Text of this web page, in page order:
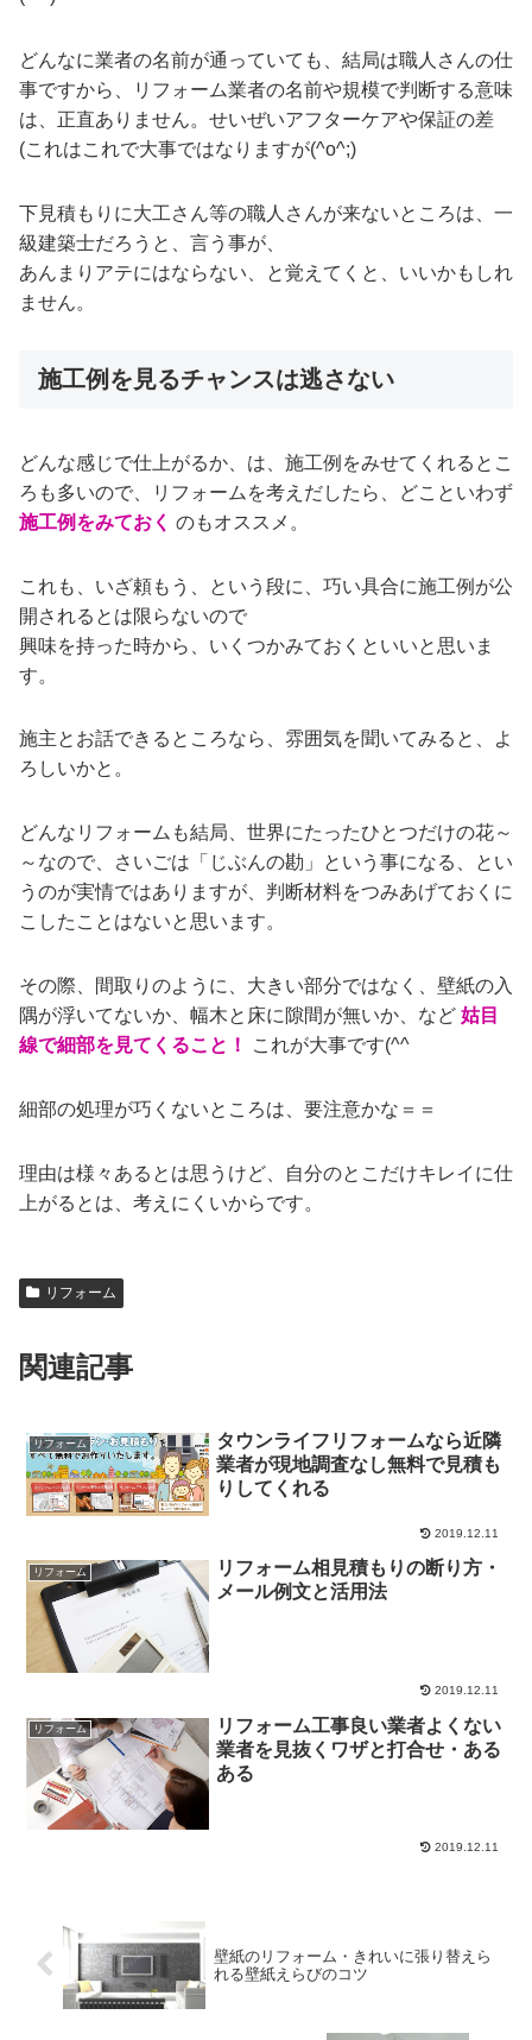
どんなに業者の名前が通っていても、結局は職人さんの仕
事ですから、リフォーム業者の名前や規模で判断する意味
は、正直ありません。せいぜいアフターケアや保証の差
(これはこれで大事ではなりますが(^o^;)
下見積もりに大工さん等の職人さんが来ないところは、一
級建築士だろうと、言う事が、
あんまりアテにはならない、と覚えてくと、いいかもしれ
ません。
施工例を見るチャンスは逃さない
どんな感じで仕上がるか、は、施工例をみせてくれるとこ
ろも多いので、リフォームを考えだしたら、どこといわず
施工例をみておく のもオススメ。
これも、いざ頼もう、という段に、巧い具合に施工例が公
開されるとは限らないので
興味を持った時から、いくつかみておくといいと思いま
す。
施主とお話できるところなら、雰囲気を聞いてみると、よ
ろしいかと。
どんなリフォームも結局、世界にたったひとつだけの花～
～なので、さいごは「じぶんの勘」という事になる、とい
うのが実情ではありますが、判断材料をつみあげておくに
こしたことはないと思います。
その際、間取りのように、大きい部分ではなく、壁紙の入
隅が浮いてないか、幅木と床に隙間が無いか、など 姑目
線で細部を見てくること！
これが大事です(^^ゞ
細部の処理が巧くないところは、要注意かな＝＝
理由は様々あるとは思うけど、自分のとこだけキレイに仕
上がるとは、考えにくいからです。
リフォーム
関連記事
リフォーム
タウンライフリフォームなら近隣
業者が現地調査なし無料で見積も
りしてくれる
2019.12.11
リフォーム
リフォーム相見積もりの断り方・
メール例文と活用法
2019.12.11
リフォーム
リフォーム工事良い業者よくない
業者を見抜くワザと打合せ・ある
ある
2019.12.11
壁紙のリフォーム・きれいに張り替えら
れる壁紙えらびのコツ